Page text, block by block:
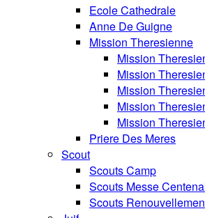
Ecole Cathedrale
Anne De Guigne
Mission Theresienne
Mission
Mission
Mission
Mission
Mission
Priere Des Meres
Scout
Scouts Camp
Scouts Messe
Scouts